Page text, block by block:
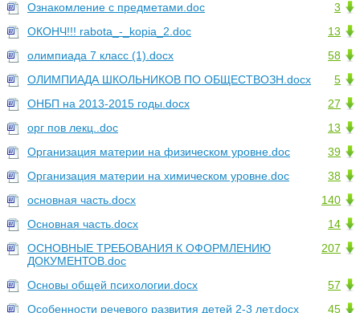
3
Ознакомление с предметами.doc
13
ОКОНЧ!!! rabota_-_kopia_2.doc
58
олимпиада 7 класс (1).docx
5
ОЛИМПИАДА ШКОЛЬНИКОВ ПО ОБЩЕСТВОЗН.docx
27
ОНБП на 2013-2015 годы.docx
13
орг пов лекц..doc
39
Организация материи на физическом уровне.doc
38
Организация материи на химическом уровне.doc
140
основная часть.docx
14
Основная часть.docx
207
ОСНОВНЫЕ ТРЕБОВАНИЯ К ОФОРМЛЕНИЮ
ДОКУМЕНТОВ.doc
57
Основы общей психологии.docx
45
Особенности речевого развития детей 2-3 лет.docx